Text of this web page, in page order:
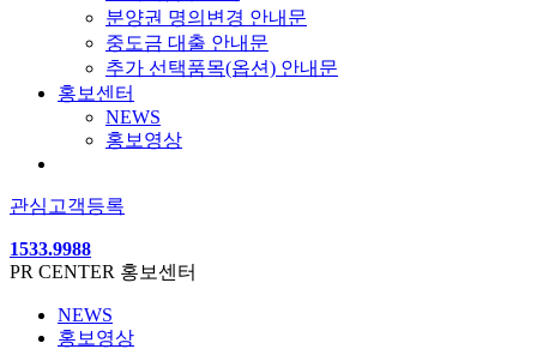
분양권 명의변경 안내문
중도금 대출 안내문
추가 선택품목(옵션) 안내문
홍보센터
NEWS
홍보영상
관심고객등록
1533.9988
PR CENTER 홍보센터
NEWS
홍보영상